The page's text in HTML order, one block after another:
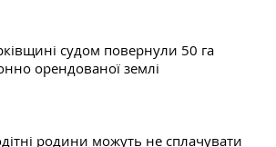
судом повернули 50 га
орендованої землі
родини можуть не сплачувати